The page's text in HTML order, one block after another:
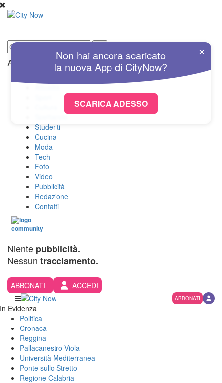
Altre Sezioni
Attualità
Spettacolo
Studenti
Cucina
Moda
Tech
Foto
Video
Pubblicità
Redazione
Contatti
Niente pubblicità.
Nessun tracciamento.
ABBONATI ACCEDI
ABBONATI
In Evidenza
Politica
Cronaca
Reggina
Pallacanestro Viola
Università Mediterranea
Ponte sullo Stretto
Regione Calabria
×
Non hai ancora scaricato
la nuovaApp di CityNow?
SCARICA ADESSO